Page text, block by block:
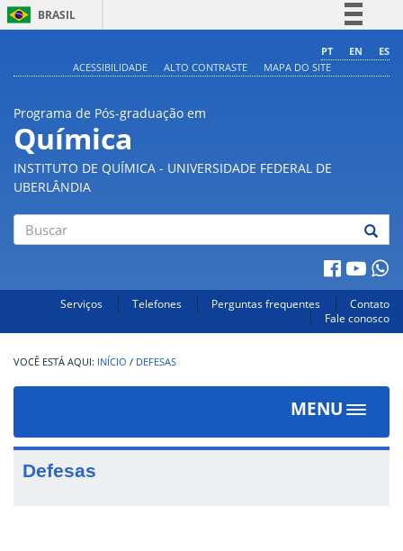
BRASIL
Comunica BR
PT EN
ES
ACESSIBILIDADE
ALTO CONTRASTE MAPA DO SITE
Programa de Pós-graduação em
Química
INSTITUTO DE QUÍMICA - UNIVERSIDADE FEDERAL DE
UBERLÂNDIA
Serviços Telefones Perguntas frequentes
Contato
Fale conosco
INÍCIO / DEFESAS
MENU
Toggle
Defesas